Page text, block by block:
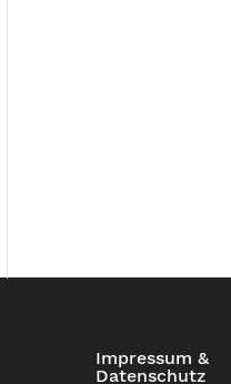
Impressum &
Datenschutz